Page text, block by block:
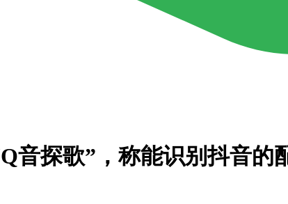
音探歌”，称能识别抖音的